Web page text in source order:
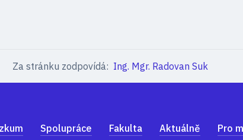
Za stránku zodpovídá: Ing. Mgr. Radovan Suk
Spolupráce Fakulta Aktuálně Pro